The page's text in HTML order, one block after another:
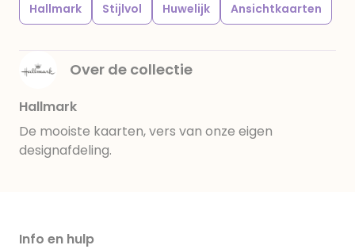
Hallmark Stijlvol Huwelijk Ansichtkaarten
Over de collectie
Hallmark
De mooiste kaarten, vers van onze eigen
designafdeling.
Info en hulp